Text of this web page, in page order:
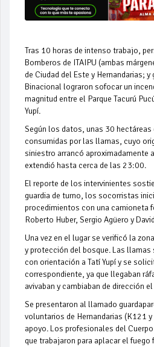
Tras 10 horas de intenso trabajo,
Bomberos de ITAIPU (ambas
de Ciudad del Este y Hernandarias; y
Binacional lograron sofocar un
magnitud entre el Parque Tacurú
Yupí.
Según los datos, unas 30 hectáreas
consumidas por las llamas, cuyo
siniestro arrancó aproximadamente
extendió hasta cerca de las 23:00.
El reporte de los intervinientes
guardia de turno, los socorristas
procedimientos con una camioneta
Roberto Huber, Sergio Agüero y
Una vez en el lugar se verificó la
y protección del bosque. Las
con orientación a Tatí Yupí y se
correspondiente, ya que llegaban
avivaban y cambiaban de dirección
Se presentaron al llamado
voluntarios de Hernandarias (K121
apoyo. Los profesionales del
que trabajaron para aplacar el